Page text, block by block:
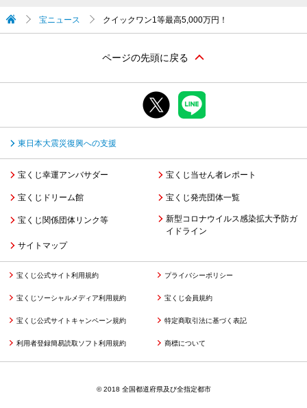
宝ニュース クイックワン1等最高5,000万円！
ページの先頭に戻る
東日本大震災復興への支援
宝くじ幸運アンバサダー 宝くじ当せん者レポート
宝くじドリーム館 宝くじ発売団体一覧
宝くじ関係団体リンク等
新型コロナウイルス感染拡大予防ガ
イドライン
サイトマップ
宝くじ公式サイト利用規約 プライバシーポリシー
宝くじソーシャルメディア利用規約 宝くじ会員規約
宝くじ公式サイトキャンペーン規約 特定商取引法に基づく表記
利用者登録簡易読取ソフト利用規約 商標について
© 2018 全国都道府県及び全指定都市